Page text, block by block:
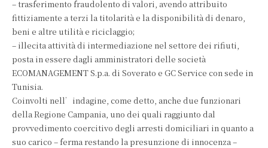
– trasferimento fraudolento di valori, avendo attribuito
fittiziamente a terzi la titolarità e la disponibilità di denaro,
beni e altre utilità e riciclaggio;
– illecita attività di intermediazione nel settore dei rifiuti,
posta in essere dagli amministratori delle società
ECOMANAGEMENT S.p.a. di Soverato e GC Service con sede in
Tunisia.
Coinvolti nell’indagine, come detto, anche due funzionari
della Regione Campania, uno dei quali raggiunto dal
provvedimento coercitivo degli arresti domiciliari in quanto a
suo carico – ferma restando la presunzione di innocenza –